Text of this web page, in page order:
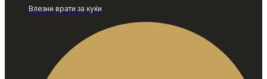
Влезни врати за куќи